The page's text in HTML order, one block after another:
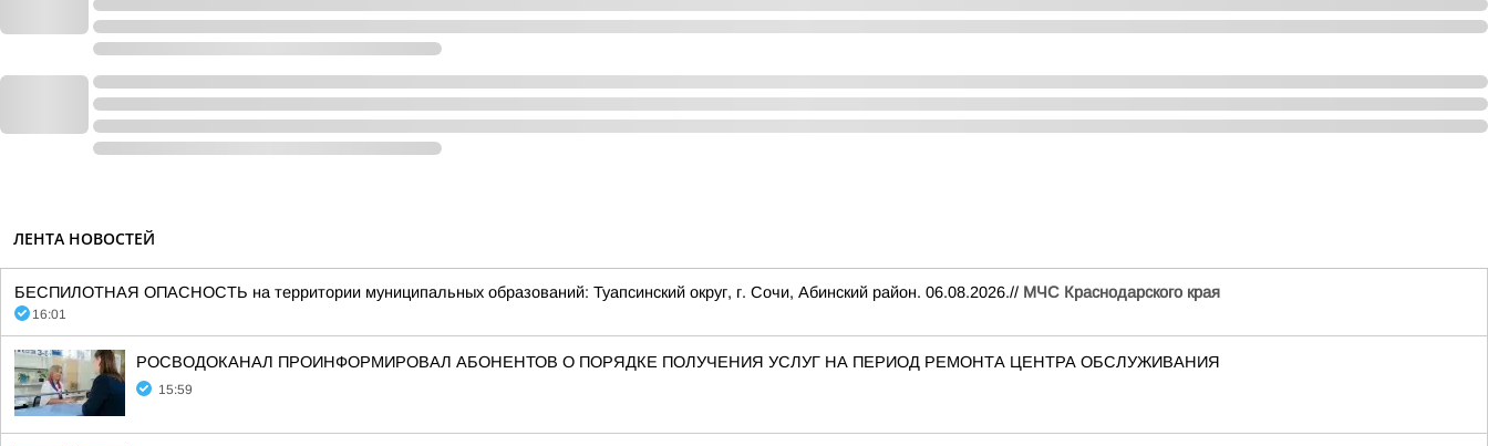
ЛЕНТА НОВОСТЕЙ
БЕСПИЛОТНАЯ ОПАСНОСТЬ на территории муниципальных образований: Туапсинский округ, г. Сочи, Абинский район. 06.08.2026.// МЧС Краснодарского края
16:01
РОСВОДОКАНАЛ ПРОИНФОРМИРОВАЛ АБОНЕНТОВ О ПОРЯДКЕ ПОЛУЧЕНИЯ УСЛУГ НА ПЕРИОД РЕМОНТА ЦЕНТРА ОБСЛУЖИВАНИЯ
15:59